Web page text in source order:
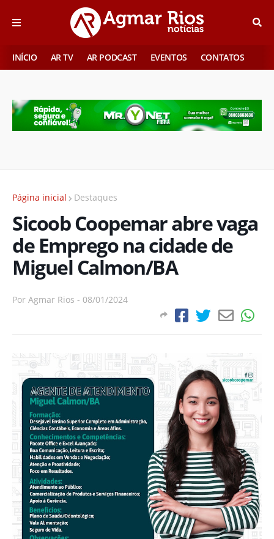
INÍCIO AR TV AR PODCAST EVENTOS CONTATOS
Página inicial Destaques
Sicoob Coopemar abre vaga
de Emprego na cidade de
Miguel Calmon/BA
Por Agmar Rios - 08/01/2024